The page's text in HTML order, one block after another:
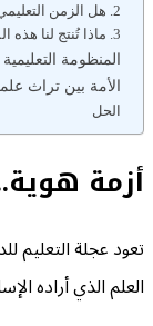
2. هل الزمن التعليمي الطويل يحقق المردود المطلوب؟
3. ماذا تُنتج لنا هذه المنظومة التعليمية؟
المنظومة
الأمة بين تراث
الحل
أزمة
تعود عجلة التعليم
العلم الذي أراده